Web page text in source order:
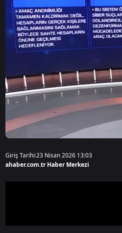
Giriş Tarihi:23 Nisan 2026 13:03
ahaber.com.tr Haber Merkezi